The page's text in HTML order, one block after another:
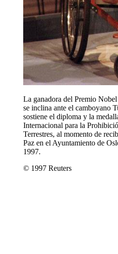
La ganadora del Premio
se inclina ante el camboyano
sostiene el diploma y la
Internacional para la
Terrestres, al momento de
Paz en el Ayuntamiento de
1997.
© 1997 Reuters